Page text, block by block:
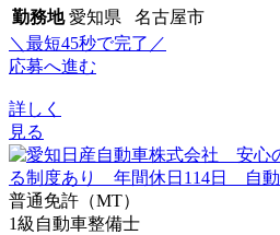
勤務地 愛知県 名古屋市
＼最短45秒で完了／
応募へ進む
詳しく
見る
普通免許（MT）
1級自動車整備士